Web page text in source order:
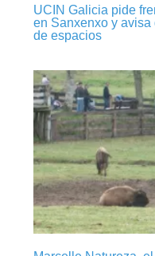
UCIN Galicia pide
en Sanxenxo y
de espacios